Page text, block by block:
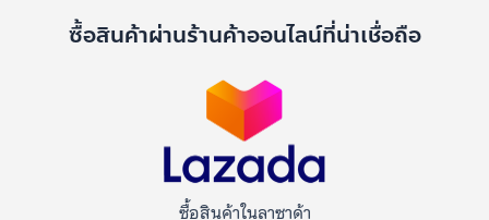
ซื้อสินค้าผ่านร้านค้าออนไลน์ที่น่าเชื่อถือ
ซื้อสินค้าในลาซาด้า